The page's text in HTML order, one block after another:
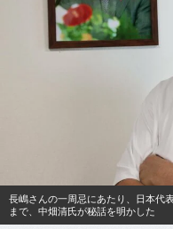
長嶋さんの一周忌にあたり、日本代
まで、中畑清氏が秘話を明かした